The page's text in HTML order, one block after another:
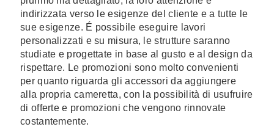
indirizzata verso le esigenze del cliente e a tutte le
sue esigenze. É possibile eseguire lavori
personalizzati e su misura, le strutture saranno
studiate e progettate in base al gusto e al design da
rispettare. Le promozioni sono molto convenienti
per quanto riguarda gli accessori da aggiungere
alla propria cameretta, con la possibilità di usufruire
di offerte e promozioni che vengono rinnovate
costantemente.